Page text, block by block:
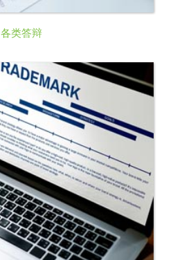
各类答辩